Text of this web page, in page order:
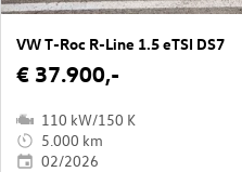
VW T-Roc R-Line 1.5 eTSI DS7
€ 37.900,-
110 kW/150 K
5.000 km
02/2026